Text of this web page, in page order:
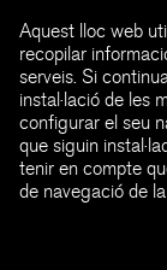
Aquest lloc web
recopilar
serveis. Si
instal·lació de les
configurar el seu
que siguin
tenir en compte
de navegació de